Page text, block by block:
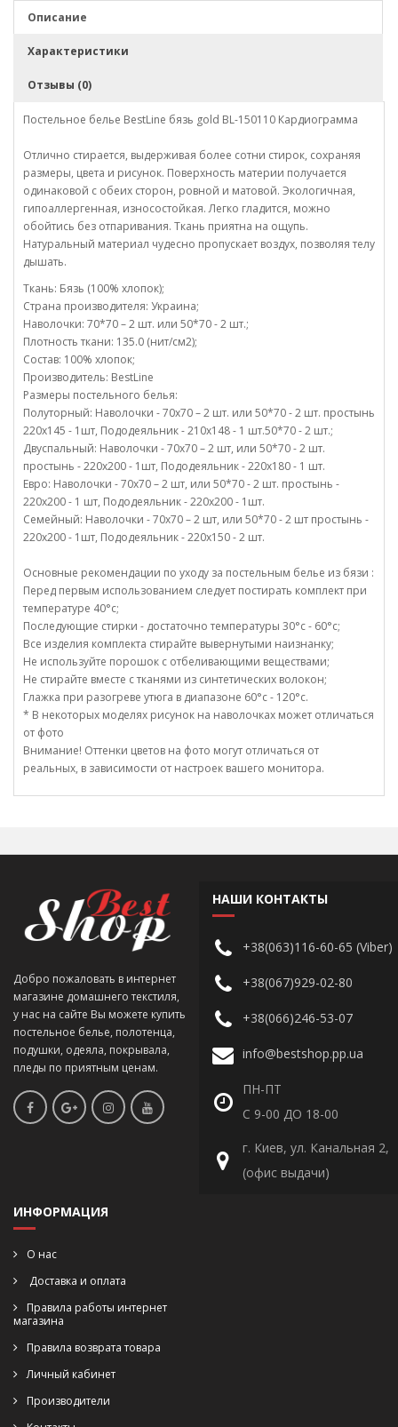
Описание
Характеристики
Отзывы (0)
Постельное белье BestLine бязь gold BL-150110 Кардиограмма
Отлично стирается, выдерживая более сотни стирок, сохраняя
размеры, цвета и рисунок. Поверхность материи получается
одинаковой с обеих сторон, ровной и матовой. Экологичная,
гипоаллергенная, износостойкая. Легко гладится, можно
обойтись без отпаривания. Ткань приятна на ощупь.
Натуральный материал чудесно пропускает воздух, позволяя телу
дышать.
Ткань: Бязь (100% хлопок);
Страна производителя: Украина;
Наволочки: 70*70 – 2 шт. или 50*70 - 2 шт.;
Плотность ткани: 135.0 (нит/см2);
Состав: 100% хлопок;
Производитель: BestLine
Размеры постельного белья:
Полуторный: Наволочки - 70х70 – 2 шт. или 50*70 - 2 шт. простынь
220х145 - 1шт, Пододеяльник - 210х148 - 1 шт.50*70 - 2 шт.;
Двуспальный: Наволочки - 70х70 – 2 шт, или 50*70 - 2 шт.
простынь - 220х200 - 1шт, Пододеяльник - 220х180 - 1 шт.
Евро: Наволочки - 70х70 – 2 шт, или 50*70 - 2 шт. простынь -
220х200 - 1 шт, Пододеяльник - 220х200 - 1шт.
Семейный: Наволочки - 70х70 – 2 шт, или 50*70 - 2 шт простынь -
220х200 - 1шт, Пододеяльник - 220х150 - 2 шт.
Основные рекомендации по уходу за постельным белье из бязи :
Перед первым использованием следует постирать комплект при
температуре 40°c;
Последующие стирки - достаточно температуры 30°c - 60°c;
Все изделия комплекта стирайте вывернутыми наизнанку;
Не используйте порошок с отбеливающими веществами;
Не стирайте вместе с тканями из синтетических волокон;
Глажка при разогреве утюга в диапазоне 60°c - 120°c.
* В некоторых моделях рисунок на наволочках может отличаться
от фото
Внимание! Оттенки цветов на фото могут отличаться от
реальных, в зависимости от настроек вашего монитора.
Добро пожаловать в интернет
магазине домашнего текстиля,
у нас на сайте Вы можете купить
постельное белье, полотенца,
подушки, одеяла, покрывала,
пледы по приятным ценам.
НАШИ КОНТАКТЫ
+38(063)116-60-65 (Viber)
+38(067)929-02-80
+38(066)246-53-07
info@bestshop.pp.ua
ПН-ПТ
С 9-00 ДО 18-00
г. Киев, ул. Канальная 2,
(офис выдачи)
ИНФОРМАЦИЯ
О нас
Доставка и оплата
Правила работы интернет
магазина
Правила возврата товара
Личный кабинет
Производители